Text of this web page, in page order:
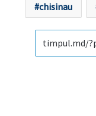
chisinau